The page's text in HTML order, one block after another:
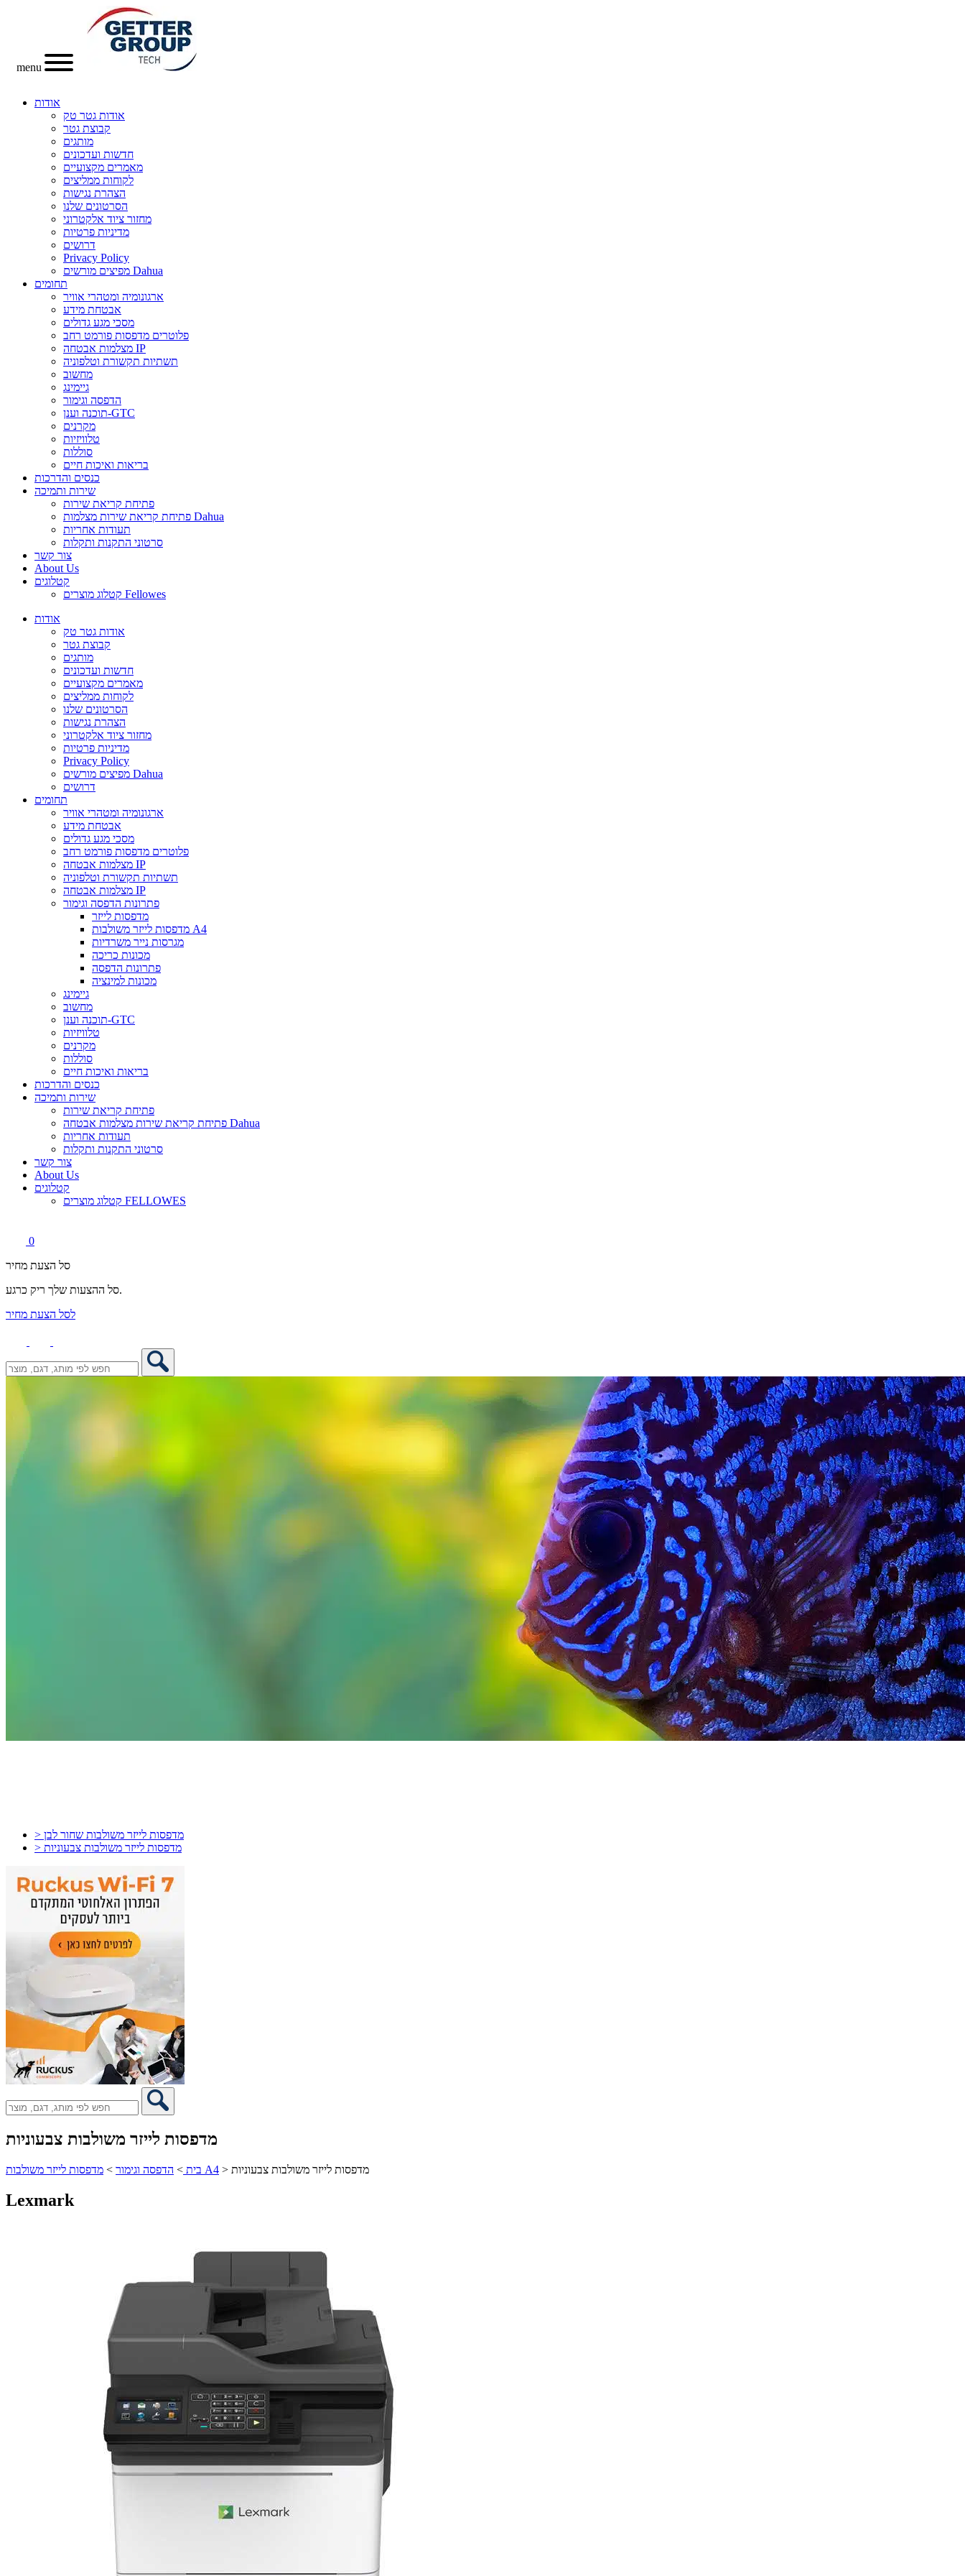
menu
אודות
אודות גטר טק
קבוצת גטר
מותגים
חדשות ועדכונים
מאמרים מקצועיים
לקוחות ממליצים
הצהרת נגישות
הסרטונים שלנו
מחזור ציוד אלקטרוני
מדיניות פרטיות
דרושים
Privacy Policy
מפיצים מורשים Dahua
תחומים
ארגונומיה ומטהרי אוויר
אבטחת מידע
מסכי מגע גדולים
פלוטרים מדפסות פורמט רחב
מצלמות אבטחה IP
תשתיות תקשורת וטלפוניה
מחשוב
גיימינג
הדפסה וגימור
תוכנה וענן-GTC
מקרנים
טלוויזיות
סוללות
בריאות ואיכות חיים
כנסים והדרכות
שירות ותמיכה
פתיחת קריאת שירות
פתיחת קריאת שירות מצלמות Dahua
תעודות אחריות
סרטוני התקנות ותקלות
צור קשר
About Us
קטלוגים
קטלוג מוצרים Fellowes
אודות
אודות גטר טק
קבוצת גטר
מותגים
חדשות ועדכונים
מאמרים מקצועיים
לקוחות ממליצים
הסרטונים שלנו
הצהרת נגישות
מחזור ציוד אלקטרוני
מדיניות פרטיות
Privacy Policy
מפיצים מורשים Dahua
דרושים
תחומים
ארגונומיה ומטהרי אוויר
אבטחת מידע
מסכי מגע גדולים
פלוטרים מדפסות פורמט רחב
מצלמות אבטחה IP
תשתיות תקשורת וטלפוניה
מצלמות אבטחה IP
פתרונות הדפסה וגימור
מדפסות לייזר
מדפסות לייזר משולבות A4
מגרסות נייר משרדיות
מכונות כריכה
פתרונות הדפסה
מכונות למינציה
גיימינג
מחשוב
תוכנה וענן-GTC
טלוויזיות
מקרנים
סוללות
בריאות ואיכות חיים
כנסים והדרכות
שירות ותמיכה
פתיחת קריאת שירות
פתיחת קריאת שירות מצלמות אבטחה Dahua
תעודות אחריות
סרטוני התקנות ותקלות
צור קשר
About Us
קטלוגים
קטלוג מוצרים FELLOWES
0
סל הצעת מחיר
סל ההצעות שלך ריק כרגע.
לסל הצעת מחיר
> מדפסות לייזר משולבות שחור לבן
> מדפסות לייזר משולבות צבעוניות
מדפסות לייזר משולבות צבעוניות
בית > הדפסה וגימור > מדפסות לייזר משולבות A4 > מדפסות לייזר משולבות צבעוניות
Lexmark